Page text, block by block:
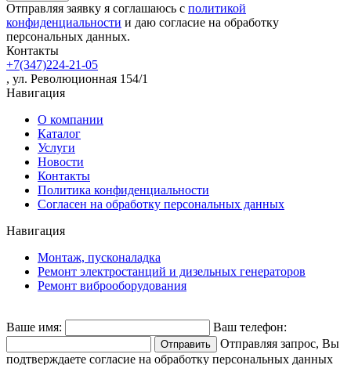
Отправляя заявку я соглашаюсь с политикой
конфиденциальности и даю согласие на обработку
персональных данных.
Контакты
+7(347)224-21-05
, ул. Революционная 154/1
Навигация
О компании
Каталог
Услуги
Новости
Контакты
Политика конфиденциальности
Согласен на обработку персональных данных
Навигация
Монтаж, пусконаладка
Ремонт электростанций и дизельных генераторов
Ремонт виброоборудования
Ваше имя:
Ваш телефон:
Отправляя запрос, Вы
подтверждаете согласие на обработку персональных данных